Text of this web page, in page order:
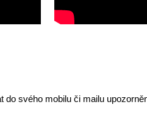
do svého mobilu či mailu